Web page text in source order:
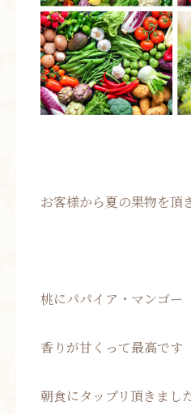
お客様から夏の果物を頂
桃にパパイア・マンゴー
香りが甘くって最高です
朝食にタップリ頂きまし